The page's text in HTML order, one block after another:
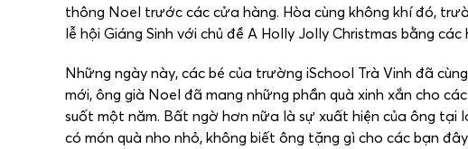
thông Noel trước các cửa hàng. Hòa cùng không khí đó,
lễ hội Giáng Sinh với chủ đề A Holly Jolly Christmas bằng
Những ngày này, các bé của trường iSchool Trà Vinh đã
mới, ông già Noel đã mang những phần quà xinh xắn cho
suốt một năm. Bất ngờ hơn nữa là sự xuất hiện của ông tại
có món quà nho nhỏ, không biết ông tặng gì cho các bạn